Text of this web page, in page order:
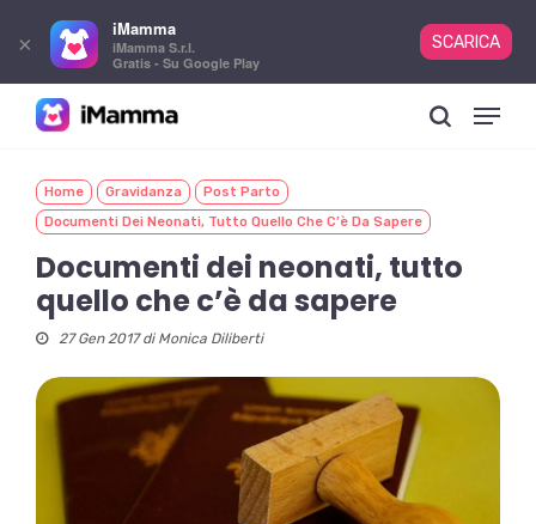
content
Menu
Home Gravidanza
Post Parto
Documenti Dei Neonati, Tutto Quello Che C’è Da Sapere
Documenti dei neonati, tutto
quello che c’è da sapere
27 Gen 2017 di Monica Diliberti
×
iMamma
iMamma S.r.l.
Gratis - Su Google Play
SCARICA